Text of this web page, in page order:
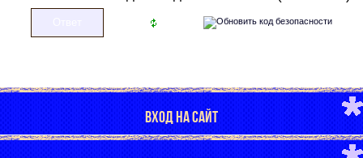
ВХОД НА САЙТ